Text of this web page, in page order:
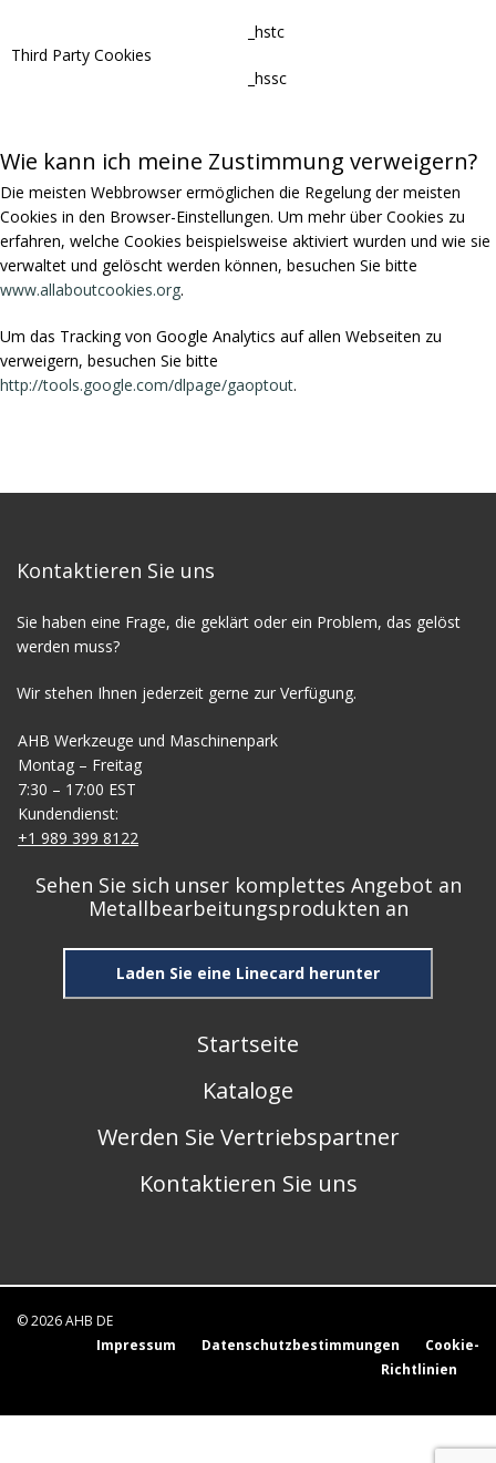
Third Party Cookies
_hstc
_hssc
Wie kann ich meine Zustimmung verweigern?
Die meisten Webbrowser ermöglichen die Regelung der meisten
Cookies in den Browser-Einstellungen. Um mehr über Cookies zu
erfahren, welche Cookies beispielsweise aktiviert wurden und wie sie
verwaltet und gelöscht werden können, besuchen Sie bitte
www.allaboutcookies.org.
Um das Tracking von Google Analytics auf allen Webseiten zu
verweigern, besuchen Sie bitte
http://tools.google.com/dlpage/gaoptout.
Kontaktieren Sie uns
Sie haben eine Frage, die geklärt oder ein Problem, das gelöst
werden muss?
Wir stehen Ihnen jederzeit gerne zur Verfügung.
AHB Werkzeuge und Maschinenpark
Montag – Freitag
7:30 – 17:00 EST
Kundendienst:
+1 989 399 8122
Sehen Sie sich unser komplettes Angebot an
Metallbearbeitungsprodukten an
Laden Sie eine Linecard herunter
Startseite
Kataloge
Werden Sie Vertriebspartner
Kontaktieren Sie uns
© 2026 AHB DE
Impressum
Datenschutzbestimmungen
Cookie-
Richtlinien